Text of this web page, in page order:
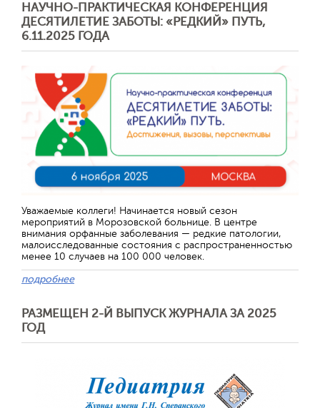
НАУЧНО-ПРАКТИЧЕСКАЯ КОНФЕРЕНЦИЯ
ДЕСЯТИЛЕТИЕ ЗАБОТЫ: «РЕДКИЙ» ПУТЬ,
6.11.2025 ГОДА
Уважаемые коллеги! Начинается новый сезон
мероприятий в Морозовской больнице. В центре
внимания орфанные заболевания — редкие патологии,
малоисследованные состояния с распространенностью
менее 10 случаев на 100 000 человек.
подробнее
РАЗМЕЩЕН 2-Й ВЫПУСК ЖУРНАЛА ЗА 2025
ГОД